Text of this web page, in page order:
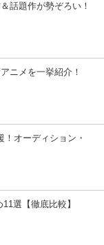
話題作が勢ぞろい！
ニメを一挙紹介！
オーディション・
選【徹底比較】